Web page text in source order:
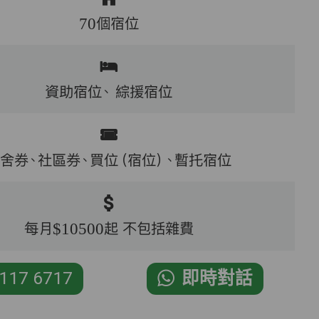
70個宿位
資助宿位、 綜援宿位
券、社區券、買位（宿位）、暫托宿位
每月$10500起 不包括雜費
6717 即時對話